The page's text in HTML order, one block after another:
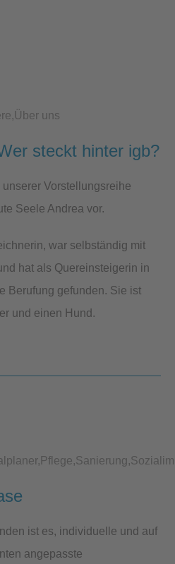
Über uns
steckt hinter igb?
Vorstellungsreihe
Seele Andrea vor.
war selbständig mit
hat als Quereinsteigerin in
Berufung gefunden. Sie ist
und einen Hund.
Pflege Sanierung
ist es, individuelle und auf
angepasste